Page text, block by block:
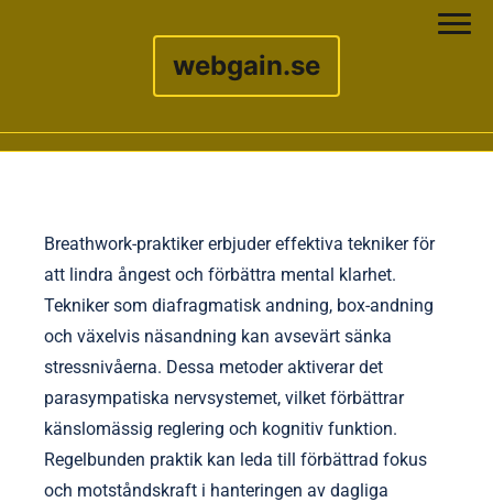
webgain.se
Breathwork-praktiker erbjuder effektiva tekniker för
att lindra ångest och förbättra mental klarhet.
Tekniker som diafragmatisk andning, box-andning
och växelvis näsandning kan avsevärt sänka
stressnivåerna. Dessa metoder aktiverar det
parasympatiska nervsystemet, vilket förbättrar
känslomässig reglering och kognitiv funktion.
Regelbunden praktik kan leda till förbättrad fokus
och motståndskraft i hanteringen av dagliga